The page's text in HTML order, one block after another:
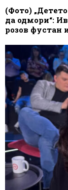
(Фото)
да одмори“:
розов фустан